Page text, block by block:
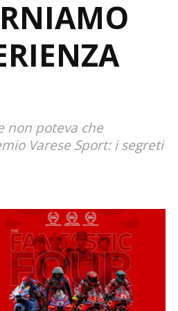
non poteva che
Varese Sport: i segreti